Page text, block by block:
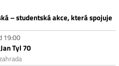
– studentská akce, která spojuje
19:00
Tyl 70